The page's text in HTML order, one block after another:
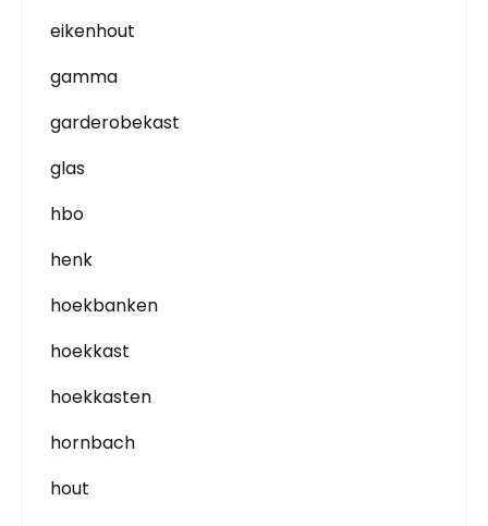
eikenhout
gamma
garderobekast
glas
hbo
henk
hoekbanken
hoekkast
hoekkasten
hornbach
hout